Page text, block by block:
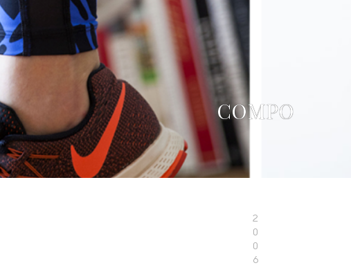
COMPO
2
0
0
6